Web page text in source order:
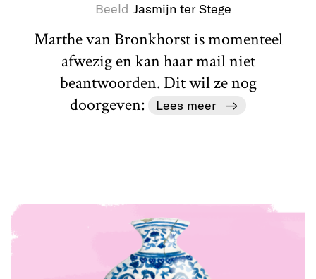
Beeld Jasmijn ter Stege
Marthe van Bronkhorst is momenteel
afwezig en kan haar mail niet
beantwoorden. Dit wil ze nog
doorgeven:
Lees meer